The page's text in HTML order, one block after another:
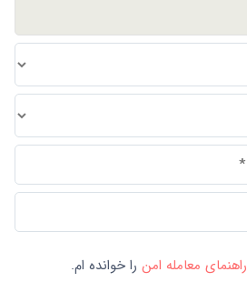
راهنمای معامله امنرا خوانده ام.